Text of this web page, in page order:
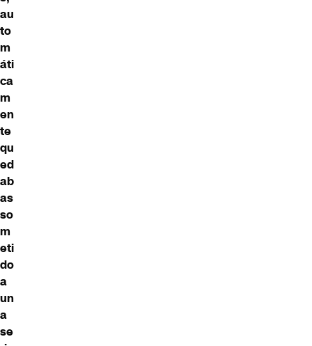
au
to
m
áti
ca
m
en
te
qu
ed
ab
as
so
m
eti
do
a
un
a
se